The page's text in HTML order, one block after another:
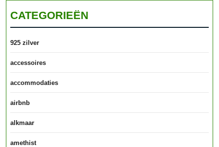
CATEGORIEËN
925 zilver
accessoires
accommodaties
airbnb
alkmaar
amethist